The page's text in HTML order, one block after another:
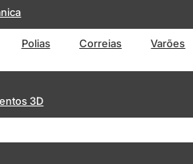
Polias Correias Varões
3D